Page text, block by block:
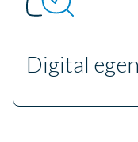
Digital